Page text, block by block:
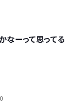
なーって思ってる